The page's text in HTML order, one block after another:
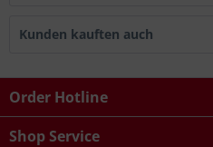
Kunden kauften auch
Order Hotline
Shop Service